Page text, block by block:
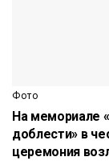
Фото
На мемориале
доблести» в
церемония